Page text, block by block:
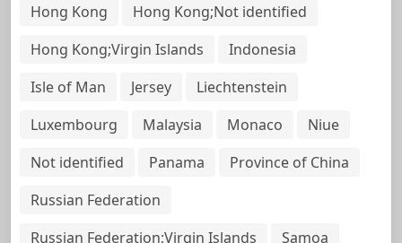
Hong Kong
Hong Kong;Not identified
Hong Kong;Virgin Islands
Indonesia
Isle of Man
Jersey
Liechtenstein
Luxembourg
Malaysia Monaco
Niue
Not identified
Panama
Province of China
Russian Federation
Russian Federation;Virgin Islands
Samoa